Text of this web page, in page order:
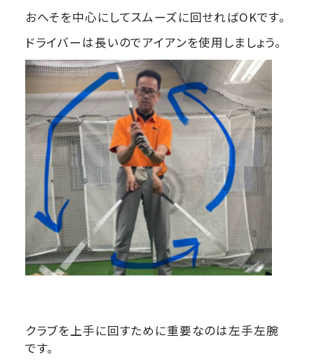
おへそを中心にしてスムーズに回せればOKです。
ドライバーは長いのでアイアンを使用しましょう。
クラブを上手に回すために重要なのは左手左腕
です。